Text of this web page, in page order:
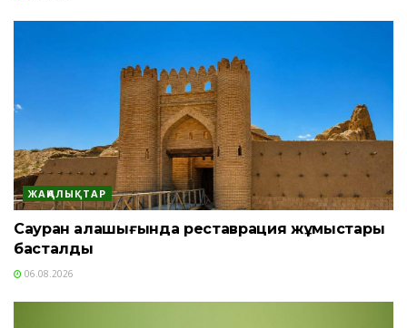
ЖАҢАЛЫҚТАР
Сауран қалашығында реставрация жұмыстары
басталды
06.08.2026